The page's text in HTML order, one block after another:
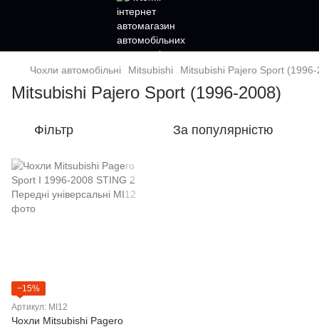
Чохли автомобільні Mitsubishi Mitsubishi Pajero Sport
Mitsubishi Pajero Sport (1996-2008)
Фільтр За популярністю
−15%
Артикул: MI12
Чохли Mitsubishi Pagero